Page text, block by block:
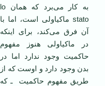
به کار می‌برد که همان lo
stato ماکیاولی است، اما با
آن فرق می‌کند، برای اینکه
در ماکیاولی هنوز مفهوم
حاکمیت وجود ندارد اما در
بدن وجود دارد و اوست که از
طریق مفهوم حاکمیت ـ که